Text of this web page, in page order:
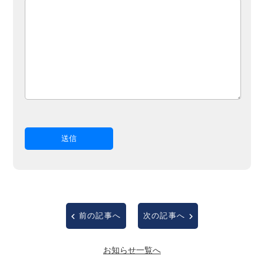
前の記事へ 次の記事へ
お知らせ一覧へ